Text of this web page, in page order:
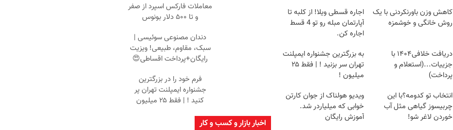
کاهش وزن باورنکردنی با یک
روش خانگی و خوشمزه
اجاره‌ قسطی ویلا! از کلبه تا
آپارتمان مبله رو تو 4 قسط
اجاره کن.
دریافت خلافی۱۴۰۴ با
جزییات...(استعلام و
پرداخت)
به بزرگترین جشنواره ایمپلنت
تهران سر بزنید ! | فقط ۲۵
میلیون !
انتخاب تو کدومه؟با این
چربیسوز گیاهی مثل آب
خوردن لاغر شو!
ویدیو هولناک از جوان کارتن
خوابی که میلیاردر شد.
آموزش رایگان
معاملات فارکس اسپرد از صفر
و تا ۵۰۰ دلار بونوس
دندان مصنوعی سوئیسی |
سبک، مقاوم، طبیعی! ویزیت
رایگان+پرداخت اقساطی😍
فرم خود را در بزرگترین
جشنواره ایمپلنت تهران پر
کنید ! | فقط ۲۵ میلیون
اخبار بازار و کسب و کار